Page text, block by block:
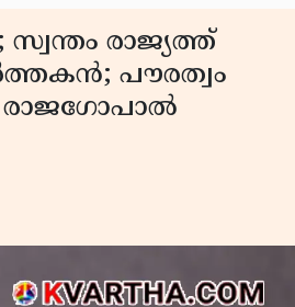
രാജ്യത്ത്
പൗരത്വം
രാജഗോപാൽ